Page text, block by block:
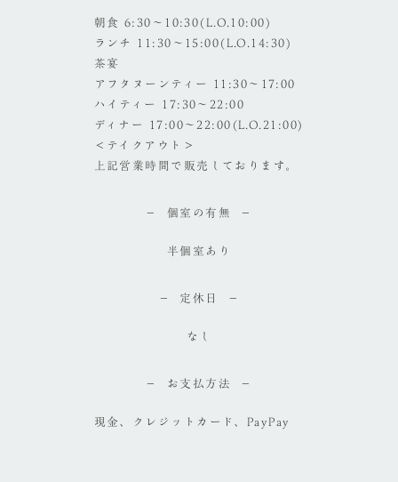
朝食 6:30～10:30(L.O.10:00)
ランチ 11:30～15:00(L.O.14:30)
茶宴
アフタヌーンティー 11:30～17:00
ハイティー 17:30～22:00
ディナー 17:00～22:00(L.O.21:00)
＜テイクアウト＞
上記営業時間で販売しております。
個室の有無
半個室あり
定休日
なし
お支払方法
現金、クレジットカード、PayPay